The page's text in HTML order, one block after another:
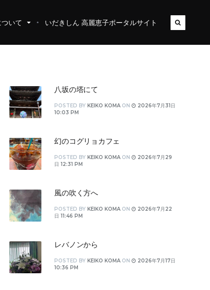
いて いだきしん 高麗恵子ポータルサイト
八坂の塔にて
POSTED BY KEIKO KOMA ON
2026年7月31日
10:03 PM
幻のコグリョカフェ
POSTED BY KEIKO KOMA ON
2026年7月29
日 12:31 PM
風の吹く方へ
POSTED BY KEIKO KOMA ON
2026年7月22
日 11:46 PM
レバノンから
POSTED BY KEIKO KOMA ON
2026年7月17日
10:36 PM